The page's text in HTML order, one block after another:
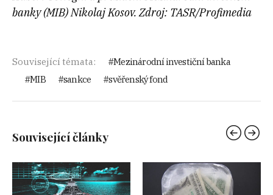
banky (MIB) Nikolaj Kosov. Zdroj: TASR/Profimedia
Související témata:
Mezinárodní investiční banka
MIB
sankce svěřenský fond
Související články